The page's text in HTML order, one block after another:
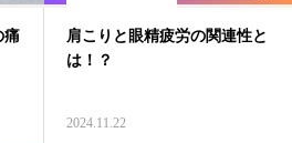
痛
肩こりと眼精疲労の関連性と
は！？
2024.11.22